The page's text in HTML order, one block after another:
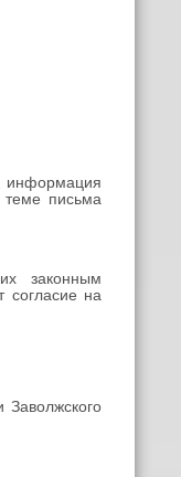
информация
теме письма
законным
согласие на